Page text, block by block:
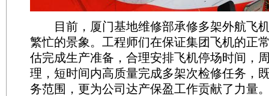
目前，厦门基地维修部承修多架外航飞
繁忙的景象。工程师们在保证集团飞机的正
估完成生产准备，合理安排飞机停场时间，
理，短时间内高质量完成多架次检修任务，
务范围，更为公司达产保盈工作贡献了力量